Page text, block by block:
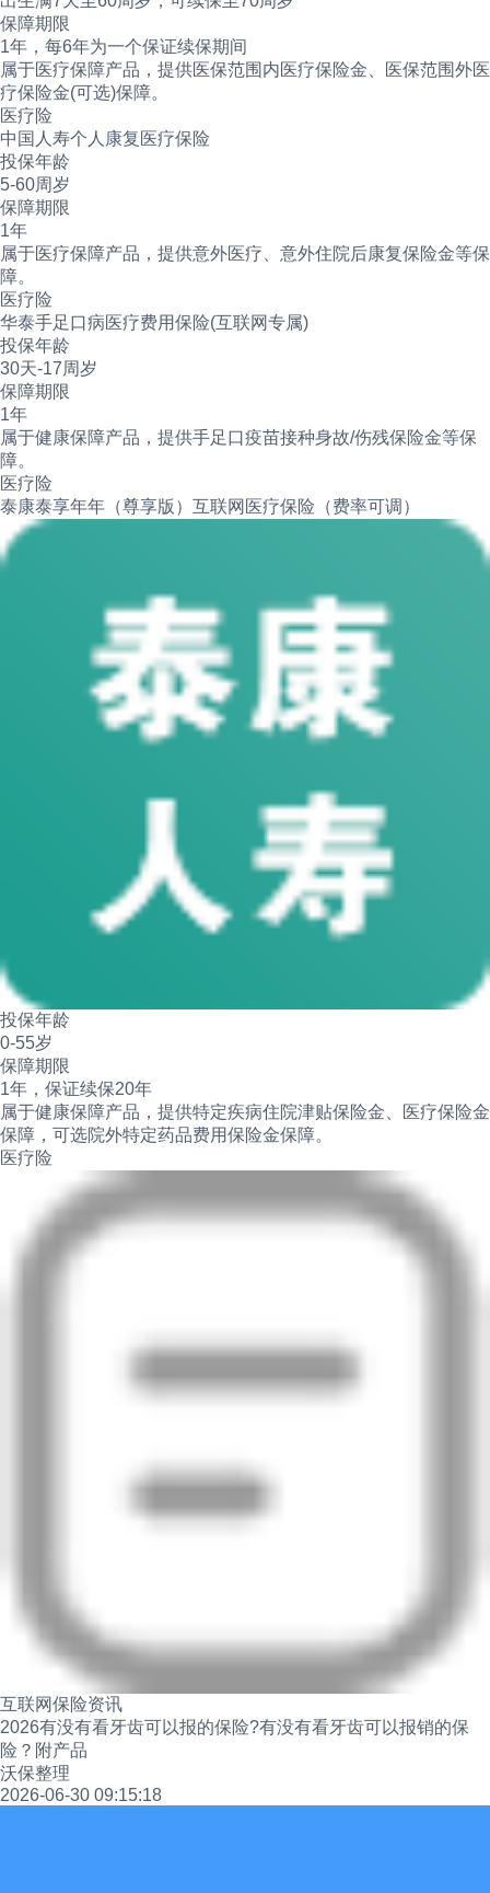
保障期限
1年，每6年为一个保证续保期间
属于医疗保障产品，提供医保范围内医疗保险金、医保范围外医
疗保险金(可选)保障。
医疗险
中国人寿个人康复医疗保险
投保年龄
5-60周岁
保障期限
1年
属于医疗保障产品，提供意外医疗、意外住院后康复保险金等保
障。
医疗险
华泰手足口病医疗费用保险(互联网专属)
投保年龄
30天-17周岁
保障期限
1年
属于健康保障产品，提供手足口疫苗接种身故/伤残保险金等保
障。
医疗险
泰康泰享年年（尊享版）互联网医疗保险（费率可调）
投保年龄
0-55岁
保障期限
1年，保证续保20年
属于健康保障产品，提供特定疾病住院津贴保险金、医疗保险金
保障，可选院外特定药品费用保险金保障。
医疗险
互联网保险资讯
2026有没有看牙齿可以报的保险?有没有看牙齿可以报销的保
险？附产品
沃保整理
2026-06-30 09:15:18